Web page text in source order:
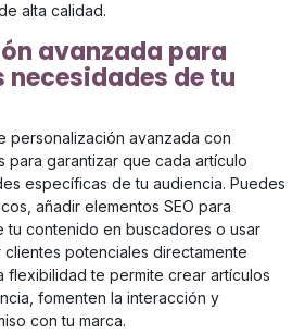
alta calidad.
avanzada para
de tu
personalización avanzada con
para garantizar que cada artículo
específicas de tu audiencia. Puedes
añadir elementos SEO para
tu contenido en buscadores o usar
potenciales directamente
flexibilidad te permite crear artículos
fomenten la interacción y
con tu marca.